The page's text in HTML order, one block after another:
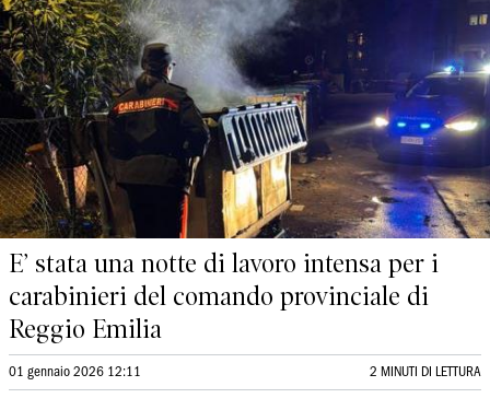
E’ stata una notte di lavoro intensa per i
carabinieri del comando provinciale di
Reggio Emilia
01 gennaio 2026 12:11 2 MINUTI DI LETTURA